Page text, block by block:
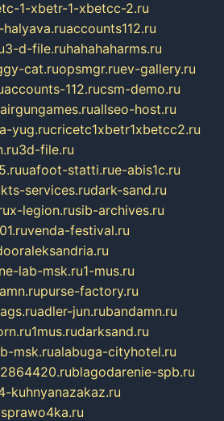
1-xbetr-1-xbetcc-2.ru
accounts112.ru
3-d-file.ruhahahaharms.ru
cat.ruopsmgr.ruev-gallery.ru
accounts-112.rucsm-demo.ru
airgungames.ruallseo-host.ru
yug.rucricetc1xbetr1xbetcc2.ru
3d-file.ru
uafoot-statti.rue-abis1c.ru
kts-services.rudark-sand.ru
x-legion.rusib-archives.ru
venda-festival.ru
lab-msk.ru1-mus.ru
purse-factory.ru
adler-jun.rubandamn.ru
1mus.rudarksand.ru
msk.rualabuga-cityhotel.ru
2864420.rublagodarenie-spb.ru
kuhnyanazakaz.ru